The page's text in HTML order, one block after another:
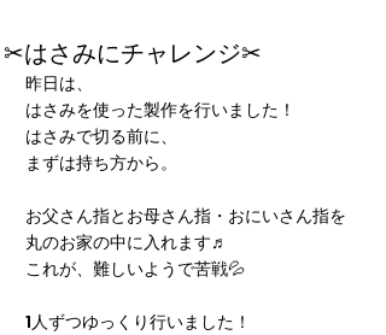
✂はさみにチャレンジ✂
昨日は、
はさみを使った製作を行いました！
はさみで切る前に、
まずは持ち方から。
お父さん指とお母さん指・おにいさん指を
丸のお家の中に入れます♬
これが、難しいようで苦戦💦
1人ずつゆっくり行いました！